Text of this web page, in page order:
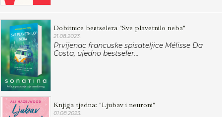
Dobitnice bestselera "Sve plavetnilo neba"
21.08.2023.
Prvijenac francuske spisateljice Mélisse Da
Costa, ujedno bestseler...
Knjiga tjedna: "Ljubav i neuroni"
01.08.2023.